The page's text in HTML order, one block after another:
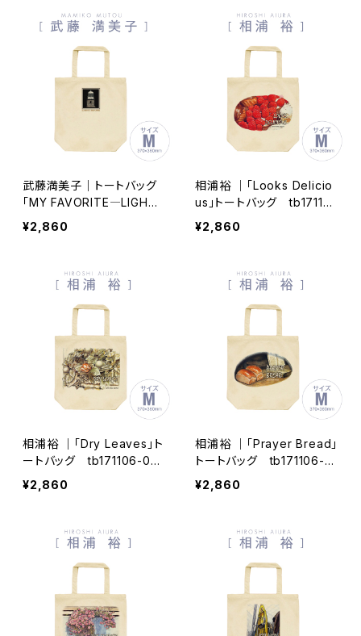
武藤満美子｜トートバッグ
「MY FAVORITE―LIGHT
HOUSE Ⅰ―」Mサイズ tb
050935-001
¥2,860
相浦裕 ｜「Looks Delicio
us」トートバッグ tb17110
6-003
¥2,860
相浦裕 ｜「Dry Leaves」ト
ートバッグ tb171106-00
4
¥2,860
相浦裕 ｜「Prayer Bread」
トートバッグ tb171106-0
02
¥2,860